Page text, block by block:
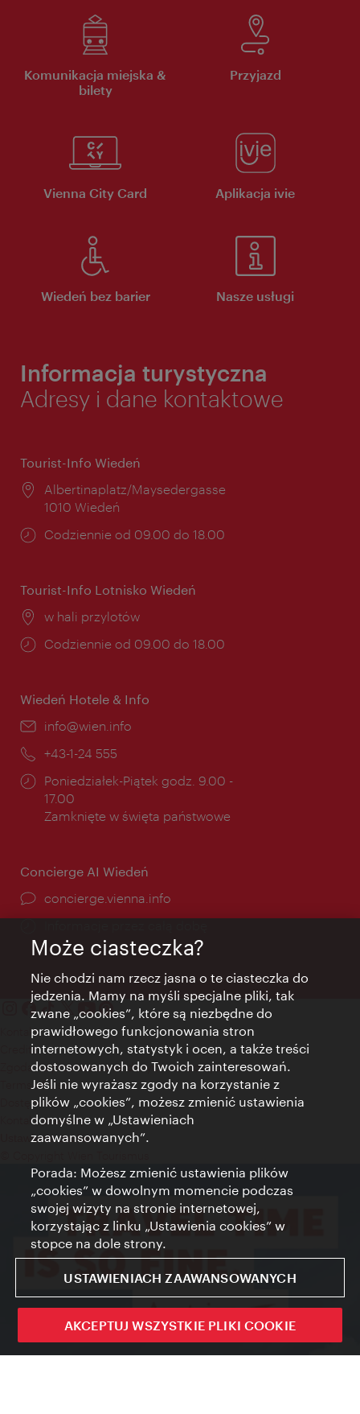
Komunikacja miejska &
bilety
Przyjazd
Vienna City Card Aplikacja ivie
Wiedeń bez barier Nasze usługi
Informacja turystyczna
Adresy i dane kontaktowe
Tourist-Info Wiedeń
Miejsce:
Albertinaplatz/Maysedergasse
1010 Wiedeń
Godziny
Codziennie od 09.00 do 18.00
Tourist-Info Lotnisko Wiedeń
Miejsce:
w hali przylotów
Godziny
Codziennie od 09.00 do 18.00
Wiedeń Hotele & Info
E-
info@wien.info
Telefon:
+43-1-24 555
Godziny
otwarcia:
Poniedziałek-Piątek godz. 9.00 -
17.00
Zamknięte w święta państwowe
Concierge AI Wiedeń
concierge.vienna.info
Kontakt
Credits
Zgoda na przetwarzanie danych osobowych
Terms of Use
Dostępność
Kontakt prasowy
Ustawienia cookies
Może ciasteczka?
Nie chodzi nam rzecz jasna o te ciasteczka do
jedzenia. Mamy na myśli specjalne pliki, tak
zwane „cookies”, które są niezbędne do
prawidłowego funkcjonowania stron
internetowych, statystyk i ocen, a także treści
dostosowanych do Twoich zainteresowań.
Jeśli nie wyrażasz zgody na korzystanie z
plików „cookies”, możesz zmienić ustawienia
domyślne w „Ustawieniach
zaawansowanych”.
Porada: Możesz zmienić ustawienia plików
„cookies” w dowolnym momencie podczas
swojej wizyty na stronie internetowej,
korzystając z linku „Ustawienia cookies” w
stopce na dole strony.
USTAWIENIACH ZAAWANSOWANYCH
AKCEPTUJ WSZYSTKIE PLIKI COOKIE